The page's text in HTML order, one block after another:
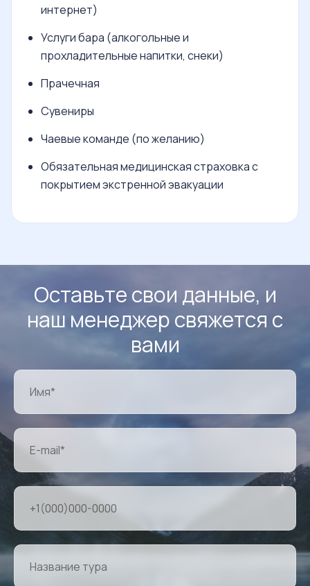
интернет)
Услуги бара (алкогольные и
прохладительные напитки, снеки)
Прачечная
Сувениры
Чаевые команде (по желанию)
Обязательная медицинская страховка с
покрытием экстренной эвакуации
Оставьте свои данные, и
наш менеджер свяжется с
вами